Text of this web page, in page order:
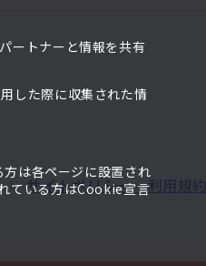
ートナーと情報を共有
した際に収集された情
は各ページに設置され
ている方はCookie宣言
サイトポリシー・利用規約